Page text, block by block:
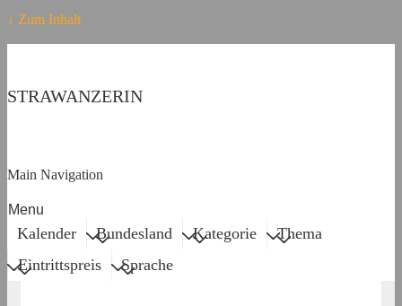
↓ Zum Inhalt
STRAWANZERIN
Main Navigation
Menu
Kalender Bundesland Kategorie
Thema
Eintrittspreis
Sprache